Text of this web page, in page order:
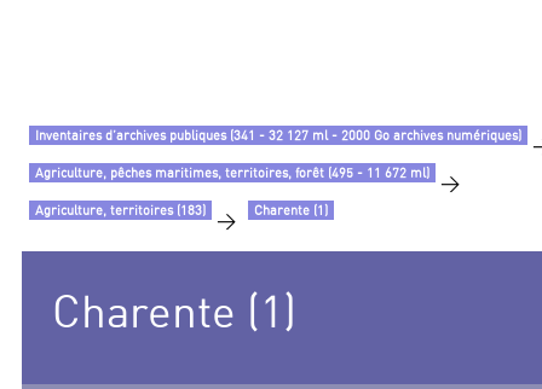
Inventaires d’archives publiques (341 - 32 127 ml - 2000 Go archives numériques)
Agriculture, pêches maritimes, territoires, forêt (495 - 11 672 ml) >
Agriculture, territoires (183) > Charente (1)
Charente (1)